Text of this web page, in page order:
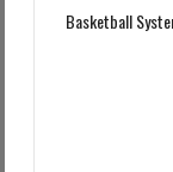
Basketball